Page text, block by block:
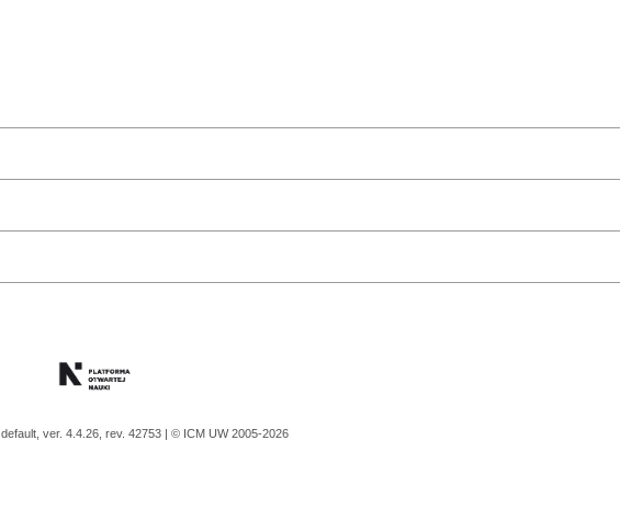
default, ver. 4.4.26, rev. 42753 | © ICM UW 2005-2026